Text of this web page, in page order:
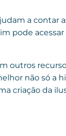
a contar
pode
outros
não só a
criação da